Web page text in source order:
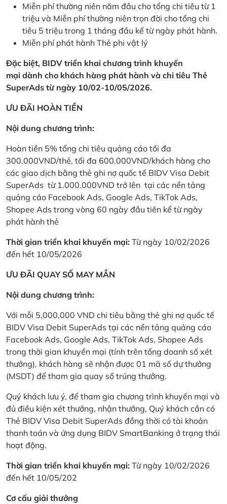
Miễn phí thường niên năm đầu cho tổng chi tiêu từ 1
triệu và Miễn phí thường niên trọn đời cho tổng chi
tiêu 5 triệu trong 1 tháng đầu kể từ ngày phát hành.
Miễn phí phát hành Thẻ phi vật lý
Đặc biệt, BIDV triển khai chương trình khuyến
mại dành cho khách hàng phát hành và chi tiêu Thẻ
SuperAds từ ngày 10/02-10/05/2026.
ƯU ĐÃI HOÀN TIỀN
Nội dung chương trình:
Hoàn tiền 5% tổng chi tiêu quảng cáo tối đa
300.000VND/thẻ, tối đa 600.000VND/khách hàng cho
các giao dịch bằng thẻ ghi nợ quốc tế BIDV Visa Debit
SuperAds từ 1.000.000VND trở lên tại các nền tảng
quảng cáo Facebook Ads, Google Ads, TikTok Ads,
Shopee Ads trong vòng 60 ngày đầu tiên kể từ ngày
phát hành thẻ
Thời gian triển khai khuyến mại: Từ ngày 10/02/2026
đến hết 10/05/2026
ƯU ĐÃI QUAY SỐ MAY MẮN
Nội dung chương trình:
Với mỗi 5,000,000 VND chi tiêu bằng thẻ ghi nợ quốc tế
BIDV Visa Debit SuperAds tại các nền tảng quảng cáo
Facebook Ads, Google Ads, TikTok Ads, Shopee Ads
trong thời gian khuyến mại (tính trên tổng doanh số xét
thưởng), khách hàng sẽ nhận được 01 mã số dự thưởng
(MSDT) để tham gia quay số trúng thưởng.
Quý khách lưu ý, để tham gia chương trình khuyến mại và
đủ điều kiện xét thưởng, nhận thưởng, Quý khách cần có
Thẻ BIDV Visa Debit SuperAds đồng thời có tài khoản
thanh toán và ứng dụng BIDV SmartBanking ở trạng thái
hoạt động.
Thời gian triển khai khuyến mại: Từ ngày 10/02/2026
đến hết 10/05/202
Cơ cấu giải thưởng